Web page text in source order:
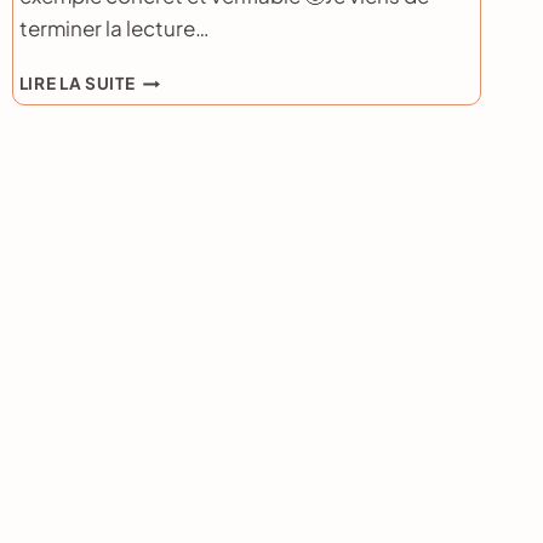
terminer la lecture…
LIRE LA SUITEDÉBUTER
SON